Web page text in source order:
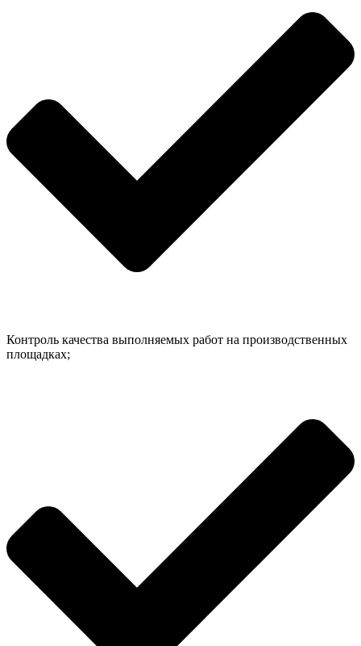
Контроль качества выполняемых работ на производственных
площадках;